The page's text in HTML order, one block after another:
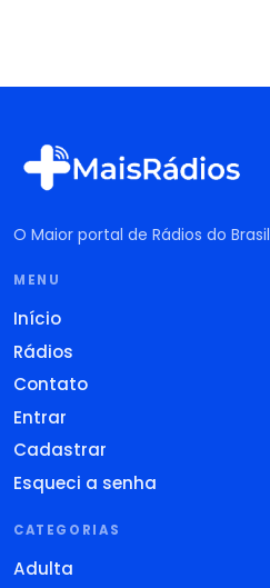
O Maior portal de Rádios do Brasil
MENU
Início
Rádios
Contato
Entrar
Cadastrar
Esqueci a senha
CATEGORIAS
Adulta